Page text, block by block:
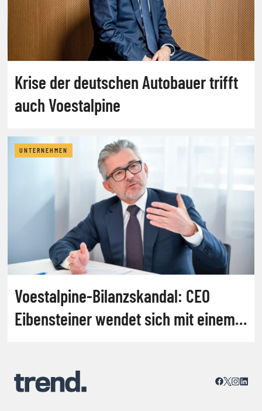
Krise der deutschen Autobauer trifft
auch Voestalpine
UNTERNEHMEN
Voestalpine-Bilanzskandal: CEO
Eibensteiner wendet sich mit einem